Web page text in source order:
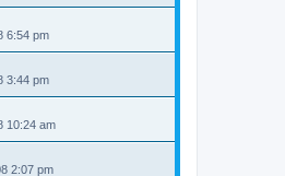
6:54 pm
3:44 pm
10:24 am
2:07 pm